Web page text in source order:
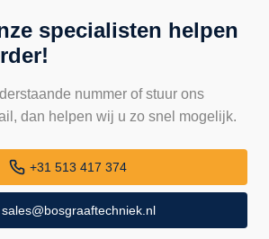
specialisten helpen
nummer of stuur ons
dan helpen wij u zo snel mogelijk.
+31 513 417 374
sales@bosgraaftechniek.nl